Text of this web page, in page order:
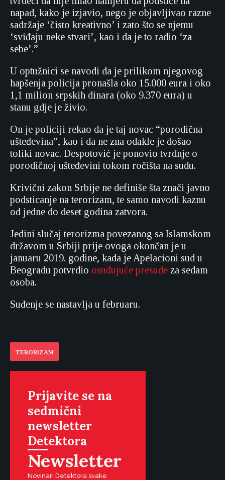
napad, kako je izjavio, nego je objavljivao razne
sadržaje ‘čisto kreativno’ i zato što se njemu
‘sviđaju neke stvari’, kao i da je to radio ‘za
sebe’.”
U optužnici se navodi da je prilikom njegovog
hapšenja policija pronašla oko 15.000 eura i oko
1,1 milion srpskih dinara (oko 9.370 eura) u
stanu gdje je živio.
On je policiji rekao da je taj novac “porodična
ušteđevina”, kao i da ne zna odakle je došao
toliki novac. Despotović je ponovio tvrdnje o
porodičnoj ušteđevini tokom ročišta na sudu.
Krivični zakon Srbije ne definiše šta znači javno
podsticanje na terorizam, te samo navodi kaznu
od jedne do deset godina zatvora.
Jedini slučaj terorizma povezanog sa Islamskom
državom u Srbiji prije ovoga okončan je u
januaru 2019. godine, kada je Apelacioni sud u
Beogradu potvrdio osuđujuće presude za sedam
osoba.
Suđenje se nastavlja u februaru.
TERORIZAM
Prijavite se na
sedmični
newsletter
Detektora
Newsletter
Novinari Detektora svake